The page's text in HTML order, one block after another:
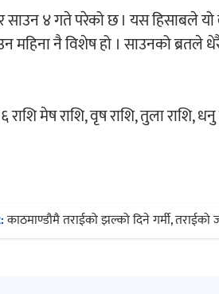
४ गते परेको छ । यस हिसाबले यो
नै विशेष हो । साउनको ब्रतले
मेष राशि, वृष राशि, तुला राशि, धनु
काठमाण्डौमै तराईको झल्को दिने गर्मी,